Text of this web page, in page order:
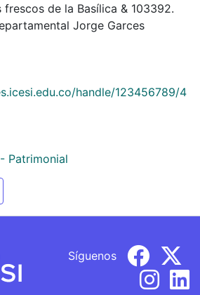
de la Basílica & 103392.
Jorge Garces
handle/123456789/4
Patrimonial
Síguenos